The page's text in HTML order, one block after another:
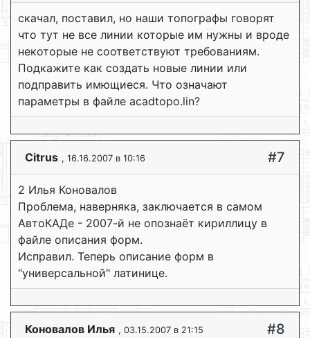
скачал, поставил, но наши топографы говорят
что тут не все линии которые им нужны и вроде
некоторые не соответствуют требованиям.
Подкажите как создать новые линии или
подправить имющиеся. Что означают
параметры в файле acadtopo.lin?
Сitrus , 16.16.2007 в 10:16 #7
2 Илья Коновалов
Проблема, наверняка, заключается в самом
АвтоКАДе - 2007-й не опознаёт кириллицу в
файле описания форм.
Исправил. Теперь описание форм в
"универсальной" латинице.
Коновалов Илья , 03.15.2007 в 21:15 #8